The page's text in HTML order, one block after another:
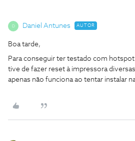
D Daniel Antunes AUTOR
Boa tarde,
Para conseguir ter testado com hotspot
tive de fazer reset à impressora
apenas não funciona ao tentar instalar